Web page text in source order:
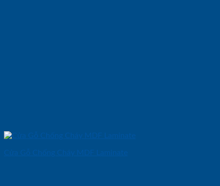
Cửa Gỗ Chống Cháy MDF Laminate